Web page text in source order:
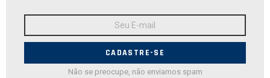
E-
Não se preocupe, não enviamos spam